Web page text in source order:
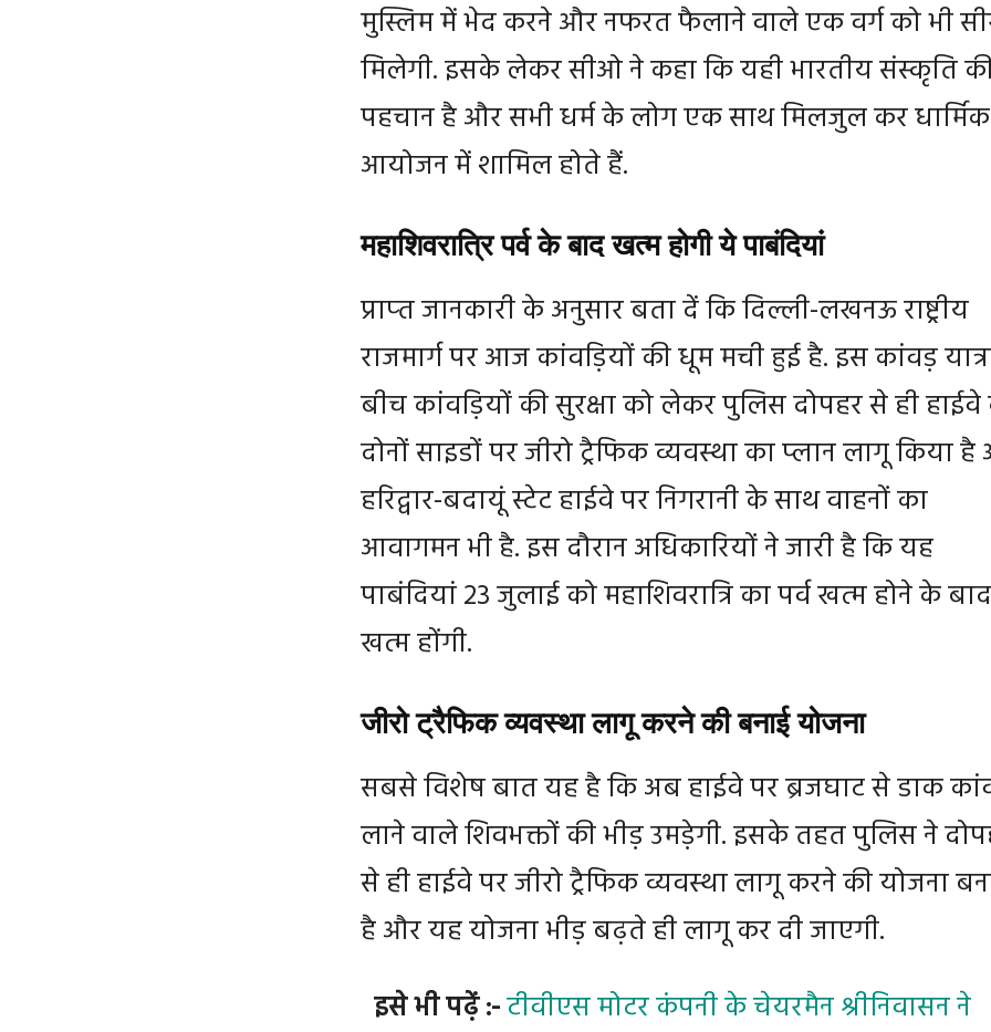
मुस्लिम में भेद करने और नफरत फैलाने वाले एक वर्ग को भी
मिलेगी. इसके लेकर सीओ ने कहा कि यही भारतीय संस्कृति
पहचान है और सभी धर्म के लोग एक साथ मिलजुल कर धार्मिक
आयोजन में शामिल होते हैं.
महाशिवरात्रिपर्व के बाद खत्‍म होगी ये पाबंदियां
प्राप्‍त जानकारी के अनुसार बता दें कि दिल्ली-लखनऊ राष्ट्रीय
राजमार्ग पर आज कांवड़ियों की धूम मची हुई है. इस कांवड़
बीच कांवड़ि‍यों की सुरक्षा को लेकर पुलिस दोपहर से ही हाईवे
दोनों साइडों पर जीरो ट्रैफिक व्यवस्था का प्लान लागू किया
हरिद्वार-बदायूं स्टेट हाईवे पर निगरानी के साथ वाहनों का
आवागमन भी है. इस दौरान अधिकारियों ने जारी है कि यह
पाबंदियां 23 जुलाई को महाशिवरात्रि का पर्व खत्म होने के
खत्म होंगी.
जीरो ट्रैफिक व्यवस्था लागू करने की बनाई योजना
सबसे विशेष बात यह है कि अब हाईवे पर ब्रजघाट से डाक
लाने वाले शिवभक्तों की भीड़ उमड़ेगी. इसके तहत पुलिस ने
से ही हाईवे पर जीरो ट्रैफिक व्यवस्था लागू करने की योजना
है और यह योजना भीड़ बढ़ते ही लागू कर दी जाएगी.
इसे भी पढ़ें :-टीवीएस मोटर कंपनी के चेयरमैन श्रीनिवासन ने